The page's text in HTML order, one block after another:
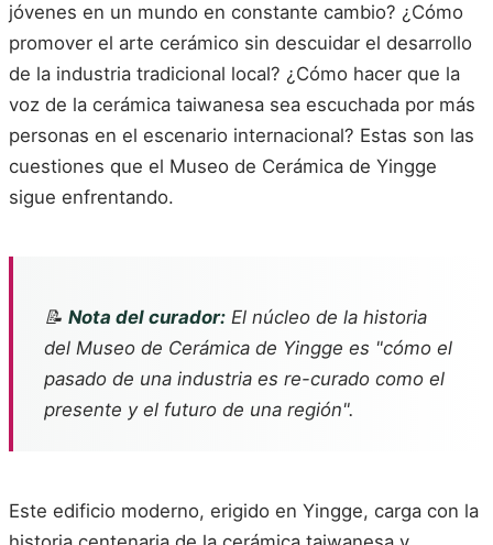
jóvenes en un mundo en constante cambio? ¿Cómo
promover el arte cerámico sin descuidar el desarrollo
de la industria tradicional local? ¿Cómo hacer que la
voz de la cerámica taiwanesa sea escuchada por más
personas en el escenario internacional? Estas son las
cuestiones que el Museo de Cerámica de Yingge
sigue enfrentando.
📝 Nota del curador: El núcleo de la historia
del Museo de Cerámica de Yingge es "cómo el
pasado de una industria es re-curado como el
presente y el futuro de una región".
Este edificio moderno, erigido en Yingge, carga con la